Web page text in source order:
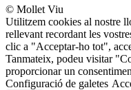
© Mollet Viu
Utilitzem cookies al nostre
rellevant recordant les
clic a "Acceptar-ho tot",
Tanmateix, podeu visitar
proporcionar un
Configuració de galetes